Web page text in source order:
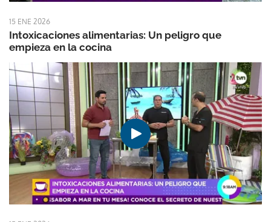
15 ENE 2026
Intoxicaciones alimentarias: Un peligro que
empieza en la cocina